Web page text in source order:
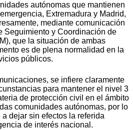
autónomas que mantienen
Extremadura y Madrid,
mediante comunicación
Seguimiento y Coordinación de
que la situación de ambas
es de plena normalidad en la
públicos.
se infiere claramente
para mantener el nivel 3
de protección civil en el ámbito
comunidades autónomas, por lo
dejar sin efectos la referida
de interés nacional.